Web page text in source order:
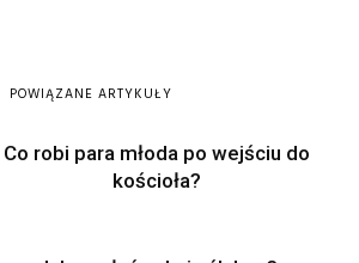
POWIĄZANE ARTYKUŁY
Co robi para młoda po wejściu do
kościoła?